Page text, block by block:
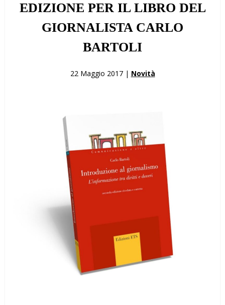
EDIZIONE PER IL LIBRO DEL
GIORNALISTA CARLO
BARTOLI
22 Maggio 2017 | Novità